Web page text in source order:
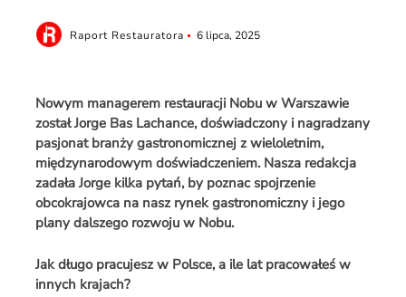
Raport Restauratora 6 lipca, 2025
Nowym managerem restauracji Nobu w Warszawie
został Jorge Bas Lachance, doświadczony i nagradzany
pasjonat branży gastronomicznej z wieloletnim,
międzynarodowym doświadczeniem. Nasza redakcja
zadała Jorge kilka pytań, by poznac spojrzenie
obcokrajowca na nasz rynek gastronomiczny i jego
plany dalszego rozwoju w Nobu.
Jak długo pracujesz w Polsce, a ile lat pracowałeś w
innych krajach?